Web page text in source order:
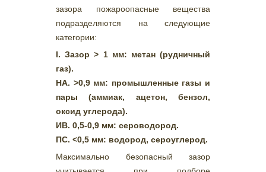
зазора пожароопасные вещества
подразделяются на следующие
категории:
I. Зазор > 1 мм: метан (рудничный
газ).
НА. >0,9 мм: промышленные газы и
пары (аммиак, ацетон, бензол,
оксид углерода).
ИВ. 0,5-0,9 мм: сероводород.
ПС. <0,5 мм: водород, сероуглерод.
Максимально безопасный зазор